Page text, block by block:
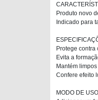
Produto novo
Indicado para
Protege contra
Evita a
Mantém
Confere efeito
MODO DE